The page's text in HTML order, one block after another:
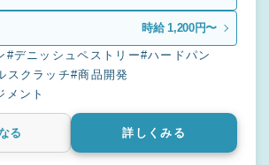
時給 1,200円〜
#デニッシュペストリー#ハードパン
スクラッチ#商品開発
メント
る 詳しくみる